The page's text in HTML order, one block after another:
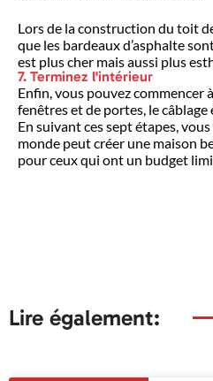
Lors de la construction du toit
que les bardeaux d’asphalte
est plus cher mais aussi plus
7. Terminez l'intérieur
Enfin, vous pouvez commencer
fenêtres et de portes, le
En suivant ces sept étapes,
monde peut créer une maison
pour ceux qui ont un budget
Lire également: